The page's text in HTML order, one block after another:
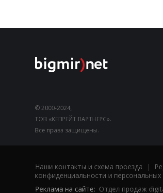
© 2000-2024,
ТОВ «КЕПРЕЙТ ПАРТНЕРС».
Все права защищены.
Наши контакты и схема проезда |
конфиденциальности и
Реклама на сайте: Отдел продаж